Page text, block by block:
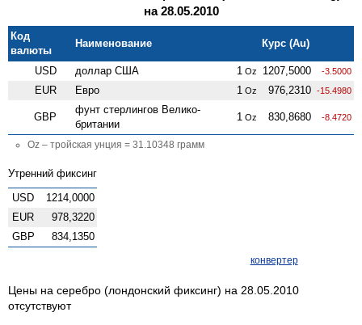
на 28.05.2010
Код
валюты
Наименование Курс (Au)
USD доллар США 1 Oz 1207,5000 -3.5000
EUR Евро 1 Oz 976,2310 -15.4980
GBP
фунт стерлингов Велико­
британии
1 Oz 830,8680 -8.4720
Oz – тройская унция = 31.10348 грамм
Утренний фиксинг
USD
1214,0000
EUR
978,3220
GBP
834,1350
конвертер
Цены на серебро (лондонский фиксинг) на 28.05.2010
отсутствуют